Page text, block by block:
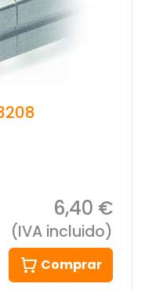
6,40 €
(IVA incluido)
Comprar